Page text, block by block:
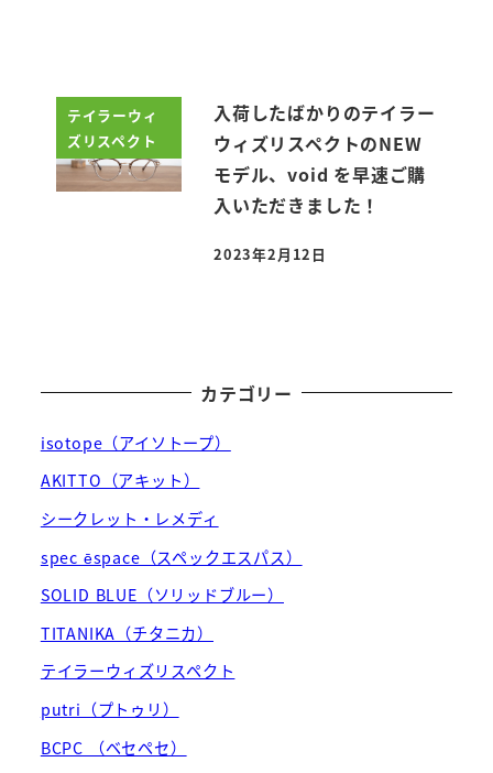
テイラーウィ
ズリスペクト
入荷したばかりのテイラー
ウィズリスペクトのNEW
モデル、void を早速ご購
入いただきました！
投稿日
2023年2月12日
カテゴリー
isotope（アイソトープ）
AKITTO（アキット）
シークレット・レメディ
spec ēspace（スペックエスパス）
SOLID BLUE（ソリッドブルー）
TITANIKA（チタニカ）
テイラーウィズリスペクト
putri（プトゥリ）
BCPC （ベセペセ）